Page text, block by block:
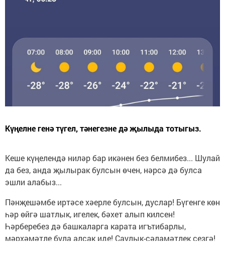
Күңелне генә түгел, тәнегезне дә җылыда тотыгыз.
Кеше күңелендә ниләр бар икәнен без белмибез... Шулай
да без, анда җылырак булсын өчен, нәрсә дә булса
эшли алабыз...
Пәнҗешәмбе иртәсе хәерле булсын, дуслар! Бүгенге көн
һәр өйгә шатлык, игелек, бәхет алып килсен!
Һәрберебез дә башкаларга карата игътибарлы,
мәрхәмәтле була алсак иде! Саулык-сәламәтлек сезгә!